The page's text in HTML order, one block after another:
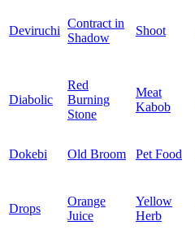
Deviruchi
Contract in
Shadow
Shoot
Diabolic
Red
Burning
Stone
Meat
Kabob
Dokebi Old Broom Pet Food
Drops
Orange
Juice
Yellow
Herb